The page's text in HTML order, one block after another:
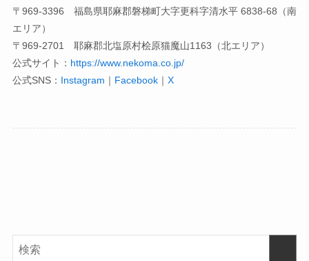
〒969-3396 福島県耶麻郡磐梯町大字更科字清水平 6838-68（南
エリア）
〒969-2701 耶麻郡北塩原村桧原猫魔山1163（北エリア）
公式サイト： https://www.nekoma.co.jp/
公式SNS： Instagram ｜ Facebook｜ X